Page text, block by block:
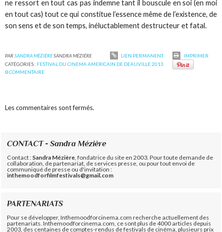
ne ressort en tout cas pas indemne tant il bouscule en soi (en moi
en tout cas) tout ce qui constitue l’essence même de l’existence, de
son sens et de son temps, inéluctablement destructeur et fatal.
PARSANDRA MÉZIÈRESANDRA MÉZIÈRE LIEN PERMANENT
IMPRIMER
CATÉGORIES : FESTIVAL DU CINEMA AMERICAIN DE DEAUVILLE 2013
0COMMENTAIRE
Les commentaires sont fermés.
CONTACT - Sandra Mézière
Contact : Sandra Mézière , fondatrice du site en 2003. Pour toute demande de
collaboration, de partenariat, de services presse, ou pour tout envoi de
communiqué de presse ou d'invitation :
inthemoodforfilmfestivals@gmail.com
PARTENARIATS
Pour se développer, Inthemoodforcinema.com recherche actuellement des
partenariats. Inthemoodforcinema.com, ce sont plus de 4000 articles depuis
2003, des centaines de comptes-rendus de festivals de cinéma, plusieurs prix